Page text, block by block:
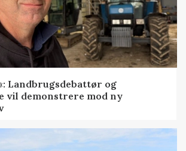
Landbrugsdebattør og
vil demonstrere mod ny